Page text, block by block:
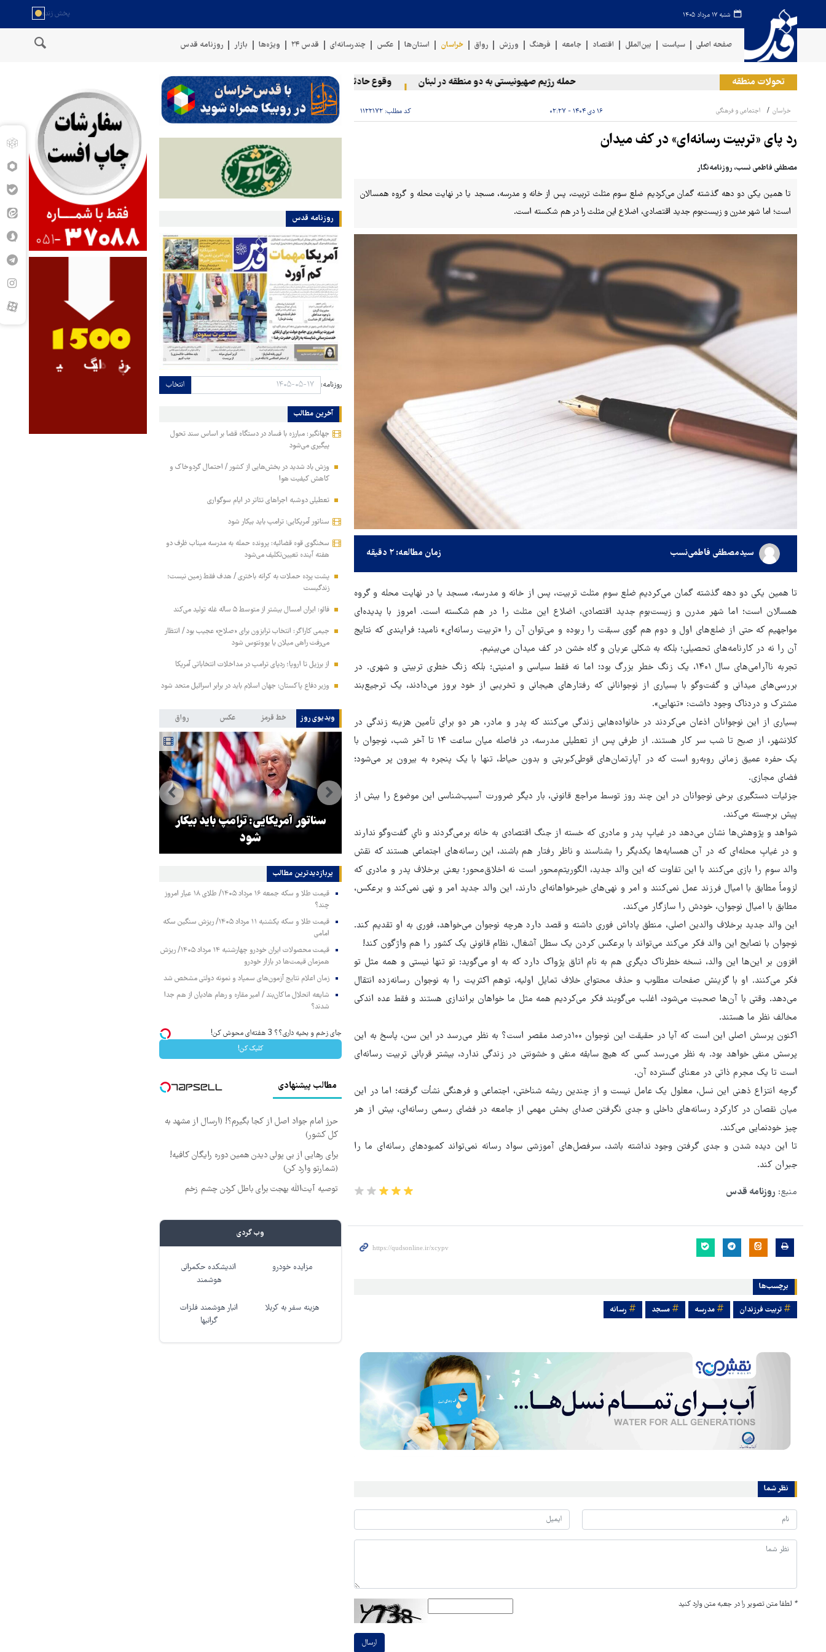
شنبه ۱۷ مرداد ۱۴۰۵
صفحه اصلی سیاست بین‌الملل اقتصاد جامعه فرهنگ ورزش رواق خراسان استان‌ها عکس چندرسانه‌ای قدس ۲۴ ویژه‌ها بازار روزنامه قدس
تحولات منطقه حمله رژیم صهیونیستی به دو منطقه در لبنان وقوع حادثه دریایی در سواحل عمان سخنگوی نیروهای مسلح یمن: کشتی نفتی عربستان را با موشک
خراسان اجتماعی و فرهنگی ۱۶ دی ۱۴۰۴ - ۰۲:۲۷ کد مطلب: ۱۱۲۲۱۷۲
رد پای «تربیت رسانه‌ای» در کف میدان
مصطفی فاطمی نسب، روزنامه‌نگار
تا همین یکی دو دهه گذشته گمان می‌کردیم ضلع سوم مثلث تربیت، پس از خانه و مدرسه، مسجد یا در نهایت محله و گروه همسالان
است؛ اما شهر مدرن و زیست‌بوم جدید اقتصادی، اضلاع این مثلث را در هم شکسته است.
سیدمصطفی فاطمی‌نسب زمان مطالعه: ۲ دقیقه
تا همین یکی دو دهه گذشته گمان می‌کردیم ضلع سوم مثلث تربیت، پس از خانه و مدرسه، مسجد یا در نهایت محله و گروه
همسالان است؛ اما شهر مدرن و زیست‌بوم جدید اقتصادی، اضلاع این مثلث را در هم شکسته است. امروز با پدیده‌ای
مواجهیم که حتی از ضلع‌های اول و دوم هم گوی سبقت را ربوده و می‌توان آن را «تربیت رسانه‌ای» نامید؛ فرایندی که نتایج
آن را نه در کارنامه‌های تحصیلی؛ بلکه به شکلی عریان و گاه خشن در کف میدان می‌بینیم.
تجربه ناآرامی‌های سال ۱۴۰۱، یک زنگ خطر بزرگ بود؛ اما نه فقط سیاسی و امنیتی؛ بلکه زنگ خطری تربیتی و شهری. در
بررسی‌های میدانی و گفت‌وگو با بسیاری از نوجوانانی که رفتارهای هیجانی و تخریبی از خود بروز می‌دادند، یک ترجیع‌بند
مشترک و دردناک وجود داشت: «تنهایی».
بسیاری از این نوجوانان اذعان می‌کردند در خانواده‌هایی زندگی می‌کنند که پدر و مادر، هر دو برای تأمین هزینه زندگی در
کلانشهر، از صبح تا شب سر کار هستند. از طرفی پس از تعطیلی مدرسه، در فاصله میان ساعت ۱۴ تا آخر شب، نوجوان با
یک حفره عمیق زمانی روبه‌رو است که در آپارتمان‌های قوطی‌کبریتی و بدون حیاط، تنها با یک پنجره به بیرون پر می‌شود؛
فضای مجازی.
جزئیات دستگیری برخی نوجوانان در این چند روز توسط مراجع قانونی، بار دیگر ضرورت آسیب‌شناسی این موضوع را بیش از
پیش برجسته می‌کند.
شواهد و پژوهش‌ها نشان می‌دهد در غیابِ پدر و مادری که خسته از جنگ اقتصادی به خانه برمی‌گردند و نایِ گفت‌وگو ندارند
و در غیابِ محله‌ای که در آن همسایه‌ها یکدیگر را بشناسند و ناظر رفتار هم باشند، این رسانه‌های اجتماعی هستند که نقش
والد سوم را بازی می‌کنند با این تفاوت که این والد جدید، الگوریتم‌محور است نه اخلاق‌محور؛ یعنی برخلاف پدر و مادری که
لزوماً مطابق با امیال فرزند عمل نمی‌کنند و امر و نهی‌های خیرخواهانه‌ای دارند، این والد جدید امر و نهی نمی‌کند و برعکس،
مطابق با امیال نوجوان، خودش را سازگار می‌کند.
این والد جدید برخلاف والدین اصلی، منطق پاداش فوری داشته و قصد دارد هرچه نوجوان می‌خواهد، فوری به او تقدیم کند.
نوجوان با نصایح این والد فکر می‌کند می‌تواند با برعکس کردن یک سطل آشغال، نظام قانونی یک کشور را هم واژگون کند!
افزون بر این‌ها این والد، نسخه خطرناک دیگری هم به نام اتاق پژواک دارد که به او می‌گوید: تو تنها نیستی و همه مثل تو
فکر می‌کنند. او با گزینش صفحات مطلوب و حذف محتوای خلاف تمایل اولیه، توهم اکثریت را به نوجوان رسانه‌زده انتقال
می‌دهد. وقتی با آن‌ها صحبت می‌شود، اغلب می‌گویند فکر می‌کردیم همه مثل ما خواهان براندازی هستند و فقط عده اندکی
مخالف نظر ما هستند.
اکنون پرسش اصلی این است که آیا در حقیقت این نوجوان ۱۰۰درصد مقصر است؟ به نظر می‌رسد در این سن، پاسخ به این
پرسش منفی خواهد بود. به نظر می‌رسد کسی که هیچ سابقه منفی و خشونتی در زندگی ندارد، بیشتر قربانی تربیت رسانه‌ای
است تا یک مجرم ذاتی در معنای گسترده آن.
گرچه انتزاع ذهنی این نسل، معلول یک عامل نیست و از چندین ریشه شناختی، اجتماعی و فرهنگی نشأت گرفته؛ اما در این
میان نقصان در کارکرد رسانه‌های داخلی و جدی نگرفتن صدای بخش مهمی از جامعه در فضای رسمی رسانه‌ای، بیش از هر
چیز خودنمایی می‌کند.
تا این دیده شدن و جدی گرفتن وجود نداشته باشد، سرفصل‌های آموزشی سواد رسانه نمی‌تواند کمبودهای رسانه‌ای ما را
جبران کند.
منبع: روزنامه قدس
برچسب‌ها
تربیت فرزندان مدرسه مسجد رسانه
نظر شما
* لطفا متن تصویر را در جعبه متن وارد کنید
ارسال
روزنامه قدس
روزنامه: انتخاب
آخرین مطالب
جهانگیر: مبارزه با فساد در دستگاه قضا بر اساس سند تحول
پیگیری می‌شود
وزش باد شدید در بخش‌هایی از کشور / احتمال گردوخاک و
کاهش کیفیت هوا
تعطیلی دوشبه اجراهای تئاتر در ایام سوگواری
سناتور آمریکایی: ترامپ باید بیکار شود
سخنگوی قوه قضائیه: پرونده حمله به مدرسه میناب ظرف دو
هفته آینده تعیین‌تکلیف می‌شود
پشت پرده حملات به کرانه باختری / هدف فقط زمین نیست؛
زندگیست
فائو: ایران امسال بیشتر از متوسط ۵ ساله غله تولید می‌کند
جیمی کاراگر: انتخاب ترابزون برای «صلاح» عجیب بود / انتظار
می‌رفت راهی میلان یا یوونتوس شود
از برزیل تا اروپا؛ ردپای ترامپ در مداخلات انتخاباتی آمریکا
وزیر دفاع پاکستان: جهان اسلام باید در برابر اسرائیل متحد شود
ویدیوی روز خط قرمز عکس رواق
سخنگوی قوه قضائیه: پرونده
هفته آینده تعیین‌تکلیف می‌شود
جهانگیر: مبارزه با فساد در دستگاه
می‌شود
سناتور آمریکایی: ترامپ باید بیکار
شود
پربازدیدترین‌ مطالب
قیمت طلا و سکه جمعه ۱۶ مرداد ۱۴۰۵/ طلای ۱۸ عیار امروز
چند؟
قیمت طلا و سکه یکشنبه ۱۱ مرداد ۱۴۰۵/ ریزش سنگین سکه
امامی
قیمت محصولات ایران خودرو چهارشنبه ۱۴ مرداد ۱۴۰۵/ ریزش
همزمان قیمت‌ها در بازار خودرو
زمان اعلام نتایج آزمون‌های سمپاد و نمونه دولتی مشخص شد
شایعه انحلال ماکان‌بند / امیر مقاره و رهام هادیان از هم جدا
شدند؟
جای زخم و بخیه داری؟؟ 3 هفته‌ای محوش کن!
کلیک کن!
مطالب پیشنهادی
حرز امام جواد اصل از کجا بگیرم؟! (ارسال از مشهد به
کل کشور)
برای رهایی از بی پولی دیدن همین دوره رایگان کافیه!
(شمارتو وارد کن)
توصیه آیت‌الله بهجت برای باطل کردن چشم زخم
وب گردی
مزایده خودرو
اندیشکده حکمرانی
هوشمند
هزینه سفر به کربلا
انبار هوشمند فلزات
گرانبها